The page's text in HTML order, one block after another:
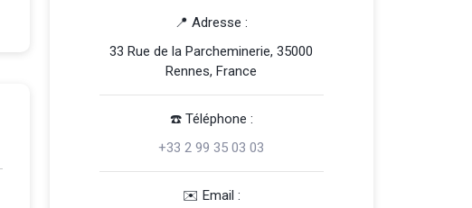
📍 Adresse :
33 Rue de la Parcheminerie, 35000
Rennes, France
☎️️ Téléphone :
+33 2 99 35 03 03
️✉️ Email :